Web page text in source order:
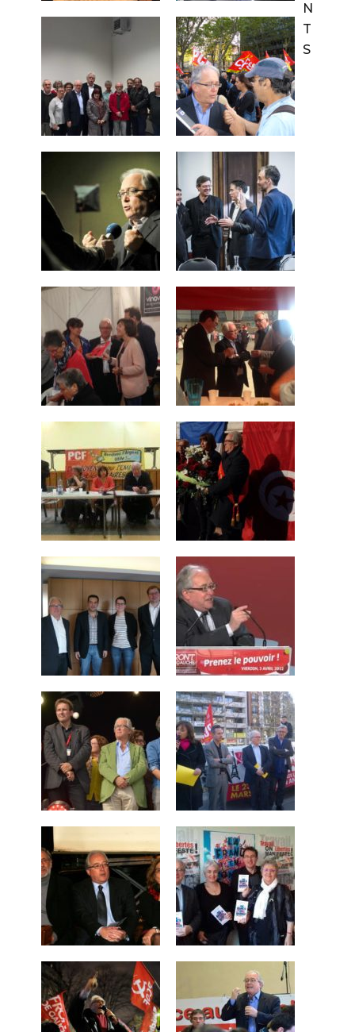
N
T
S